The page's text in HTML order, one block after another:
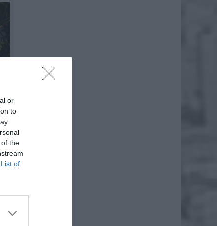
or
to
the
List of